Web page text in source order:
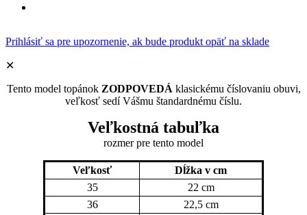
Prihlásiť sa pre upozornenie, ak bude produkt opäť na sklade
✕
Tento model topánok ZODPOVEDÁ klasickému číslovaniu obuvi,
veľkosť sedí Vášmu štandardnému číslu.
Veľkostná tabuľka
rozmer pre tento model
Veľkosť
Dĺžka v cm
35
22 cm
36
22,5 cm